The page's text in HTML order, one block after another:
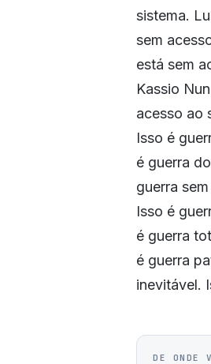
sistema.
sem
está sem
Kassio
acesso ao
Isso é
é guerra
guerra
Isso é
é guerra
é guerra
inevitável.
DE ONDE